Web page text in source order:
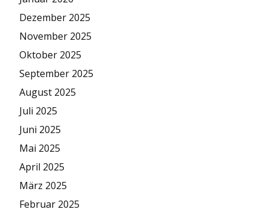
Dezember 2025
November 2025
Oktober 2025
September 2025
August 2025
Juli 2025
Juni 2025
Mai 2025
April 2025
März 2025
Februar 2025